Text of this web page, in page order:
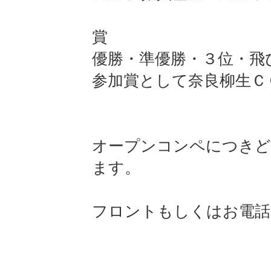
賞
優勝・準優勝・３位・
参加賞として奈良柳生
オープンコンペにつき
ます。
フロントもしくはお電